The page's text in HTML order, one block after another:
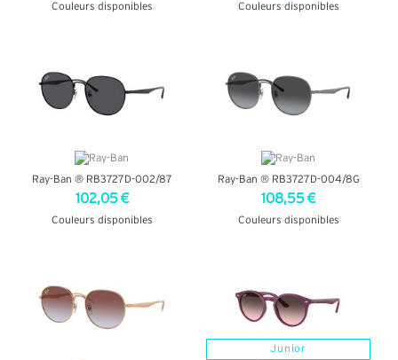
Couleurs disponibles Couleurs disponibles
Ray-Ban ® RB3727D-002/87
102,05 €
Couleurs disponibles
Ray-Ban ® RB3727D-004/8G
108,55 €
Couleurs disponibles
Junior